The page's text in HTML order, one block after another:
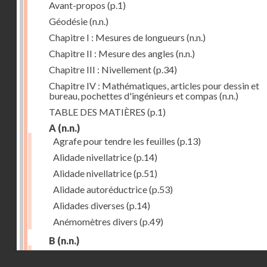
Avant-propos (p.1)
Géodésie(n.n.)
Chapitre I : Mesures de longueurs (n.n.)
Chapitre II : Mesure des angles (n.n.)
Chapitre III : Nivellement(p.34)
Chapitre IV : Mathématiques, articles pour dessin et
bureau, pochettes d'ingénieurs et compas (n.n.)
TABLE DES MATIÈRES (p.1)
A (n.n.)
Agrafe pour tendre les feuilles (p.13)
Alidade nivellatrice(p.14)
Alidade nivellatrice(p.51)
Alidade autoréductrice(p.53)
Alidades diverses (p.14)
Anémomètres divers (p.49)
B (n.n.)
Barème graphique(p.53)